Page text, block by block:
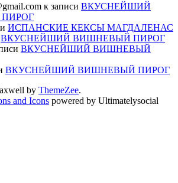
к записи ВКУСНЕЙШИЙ
ИСПАНСКИЕ КЕКСЫ МАГДАЛЕНАС
ВКУСНЕЙШИЙ ВИШНЕВЫЙ ПИРОГ
ВКУСНЕЙШИЙ ВИШНЕВЫЙ
ВКУСНЕЙШИЙ ВИШНЕВЫЙ ПИРОГ
by ThemeZee.
and Icons powered by Ultimatelysocial